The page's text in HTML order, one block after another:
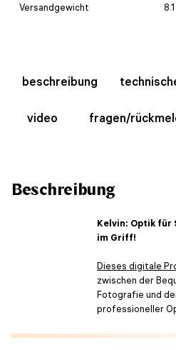
Versandgewicht
beschreibung
video fragen/
Beschreibung
Kelvin: Optik für
im Griff!
Dieses digitale
zwischen der
Fotografie und
professioneller